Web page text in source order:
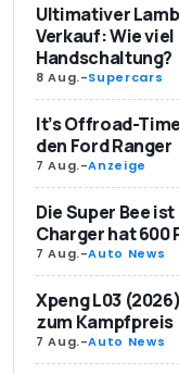
Ultimativer
Verkauf: Wie
Handschaltung?
8 Aug.-Supercars
It’s Offroad-
den Ford Ranger
7 Aug.-Anzeige
Die Super Bee
Charger hat 600
7 Aug.-Auto News
Xpeng L03
zum Kampfpreis
7 Aug.-Auto News